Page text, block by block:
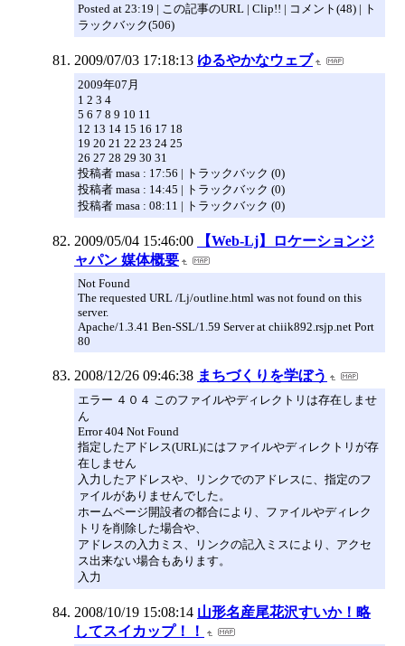
Posted at 23:19 | この記事のURL | Clip!! | コメント(48) | ト
ラックバック(506)
2009/07/03 17:18:13 ゆるやかなウェブ
2009年07月
1 2 3 4
5 6 7 8 9 10 11
12 13 14 15 16 17 18
19 20 21 22 23 24 25
26 27 28 29 30 31
投稿者 masa : 17:56 | トラックバック (0)
投稿者 masa : 14:45 | トラックバック (0)
投稿者 masa : 08:11 | トラックバック (0)
2009/05/04 15:46:00
【Web-Lj】ロケーションジ
ャパン 媒体概要
Not Found
The requested URL /Lj/outline.html was not found on this
server.
Apache/1.3.41 Ben-SSL/1.59 Server at chiik892.rsjp.net Port
80
2008/12/26 09:46:38 まちづくりを学ぼう
エラー ４０４ このファイルやディレクトリは存在しませ
ん
Error 404 Not Found
指定したアドレス(URL)にはファイルやディレクトリが存
在しません
入力したアドレスや、リンクでのアドレスに、指定のフ
ァイルがありませんでした。
ホームページ開設者の都合により、ファイルやディレク
トリを削除した場合や、
アドレスの入力ミス、リンクの記入ミスにより、アクセ
ス出来ない場合もあります。
入力
2008/10/19 15:08:14 山形名産尾花沢すいか！略
してスイカップ！！